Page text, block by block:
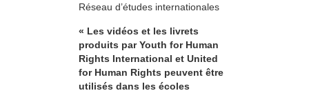
Réseau d’études internationales
« Les vidéos et les livrets
produits par Youth for Human
Rights International et United
for Human Rights peuvent être
utilisés dans les écoles